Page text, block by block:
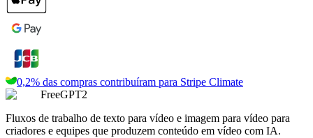
0,2% das compras contribuíram para Stripe Climate
FreeGPT2
Fluxos de trabalho de texto para vídeo e imagem para vídeo para
criadores e equipes que produzem conteúdo em vídeo com IA.